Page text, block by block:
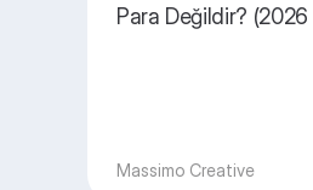
Para Değildir?
Massimo Creative